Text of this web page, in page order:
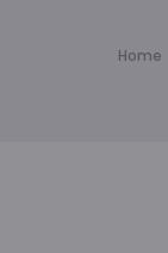
Home